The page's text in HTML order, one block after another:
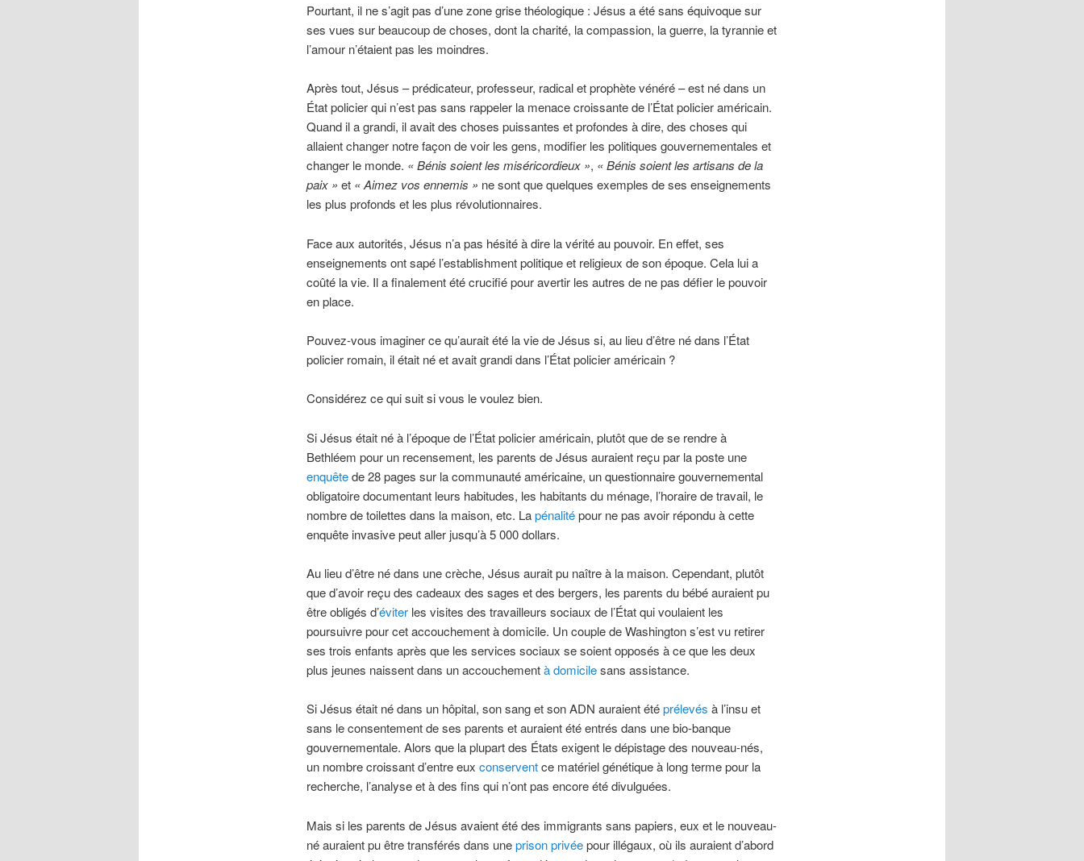
Pourtant, il ne s’agit pas d’une zone grise théologique : Jésus a été sans équivoque sur
ses vues sur beaucoup de choses, dont la charité, la compassion, la guerre, la tyrannie et
l’amour n’étaient pas les moindres.
Après tout, Jésus – prédicateur, professeur, radical et prophète vénéré – est né dans un
État policier qui n’est pas sans rappeler la menace croissante de l’État policier américain.
Quand il a grandi, il avait des choses puissantes et profondes à dire, des choses qui
allaient changer notre façon de voir les gens, modifier les politiques gouvernementales et
changer le monde. « Bénis soient les miséricordieux », « Bénis soient les artisans de la
paix » et « Aimez vos ennemis » ne sont que quelques exemples de ses enseignements
les plus profonds et les plus révolutionnaires.
Face aux autorités, Jésus n’a pas hésité à dire la vérité au pouvoir. En effet, ses
enseignements ont sapé l’establishment politique et religieux de son époque. Cela lui a
coûté la vie. Il a finalement été crucifié pour avertir les autres de ne pas défier le pouvoir
en place.
Pouvez-vous imaginer ce qu’aurait été la vie de Jésus si, au lieu d’être né dans l’État
policier romain, il était né et avait grandi dans l’État policier américain ?
Considérez ce qui suit si vous le voulez bien.
Si Jésus était né à l’époque de l’État policier américain, plutôt que de se rendre à
Bethléem pour un recensement, les parents de Jésus auraient reçu par la poste une
enquêtede 28 pages sur la communauté américaine, un questionnaire gouvernemental
obligatoire documentant leurs habitudes, les habitants du ménage, l’horaire de travail, le
nombre de toilettes dans la maison, etc. Lapénalitépour ne pas avoir répondu à cette
enquête invasive peut aller jusqu’à 5 000 dollars.
Au lieu d’être né dans une crèche, Jésus aurait pu naître à la maison. Cependant, plutôt
que d’avoir reçu des cadeaux des sages et des bergers, les parents du bébé auraient pu
être obligés d’éviterles visites des travailleurs sociaux de l’État qui voulaient les
poursuivre pour cet accouchement à domicile. Un couple de Washington s’est vu retirer
ses trois enfants après que les services sociaux se soient opposés à ce que les deux
plus jeunes naissent dans un accouchementà domicilesans assistance.
Si Jésus était né dans un hôpital, son sang et son ADN auraient étéprélevés à l’insu et
sans le consentement de ses parents et auraient été entrés dans une bio-banque
gouvernementale. Alors que la plupart des États exigent le dépistage des nouveau-nés,
un nombre croissant d’entre eux conserventce matériel génétique à long terme pour la
recherche, l’analyse et à des fins qui n’ont pas encore été divulguées.
Mais si les parents de Jésus avaient été des immigrants sans papiers, eux et le nouveau-
né auraient pu être transférés dans uneprison privéepour illégaux, où ils auraient d’abord